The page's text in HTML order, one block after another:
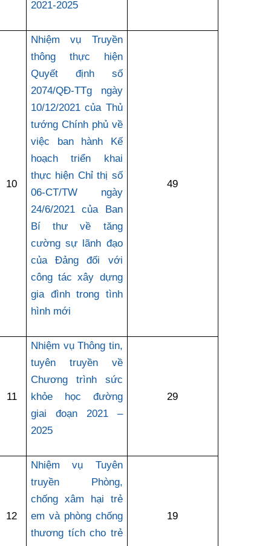
2021-2025
10
Nhiệm vụ Truyền
thông thực hiện
Quyết định số
2074/QĐ-TTg ngày
10/12/2021 của Thủ
tướng Chính phủ về
việc ban hành Kế
hoạch triển khai
thực hiện Chỉ thị số
06-CT/TW ngày
24/6/2021 của Ban
Bí thư về tăng
cường sự lãnh đạo
của Đảng đối với
công tác xây dựng
gia đình trong tình
hình mới
49
11
Nhiệm vụ Thông tin,
tuyên truyền về
Chương trình sức
khỏe học đường
giai đoạn 2021 –
2025
29
12
Nhiệm vụ Tuyên
truyền Phòng,
chống xâm hại trẻ
em và phòng chống
thương tích cho trẻ
19